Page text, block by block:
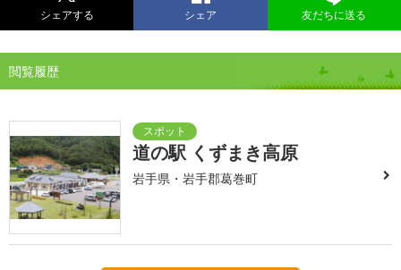
シェアする シェア 友だちに送る
閲覧履歴
道の駅 くずまき高原
岩手県・岩手郡葛巻町